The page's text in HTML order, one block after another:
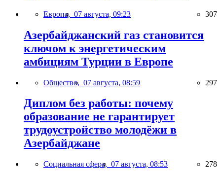
Европа, 07 августа, 09:23 307
Азербайджанский газ становится
ключом к энергетическим
амбициям Турции в Европе
Общество, 07 августа, 08:59 297
Диплом без работы: почему
образование не гарантирует
трудоустройство молодёжи в
Азербайджане
Социальная сфера, 07 августа, 08:53 278